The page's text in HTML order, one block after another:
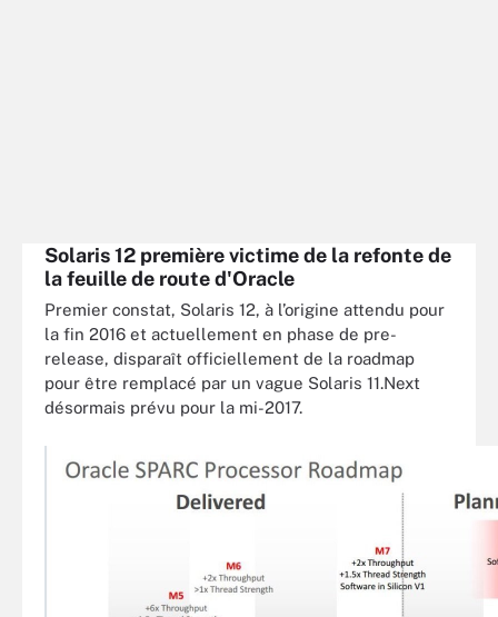
Solaris 12 première victime de la refonte de
la feuille de route d'Oracle
Premier constat, Solaris 12, à l’origine attendu pour
la fin 2016 et actuellement en phase de pre-
release, disparaît officiellement de la roadmap
pour être remplacé par un vague Solaris 11.Next
désormais prévu pour la mi-2017.